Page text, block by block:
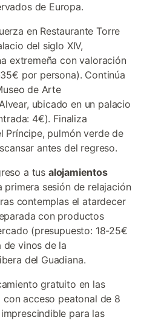
de Europa.
en Restaurante Torre
del siglo XIV,
extremeña con valoración
por persona). Continúa
de Arte
ubicado en un palacio
4€). Finaliza
Príncipe, pulmón verde de
antes del regreso.
a tus alojamientos
sesión de relajación
contemplas el atardecer
con productos
(presupuesto: 18-25€
de vinos de la
del Guadiana.
gratuito en las
acceso peatonal de 8
para las